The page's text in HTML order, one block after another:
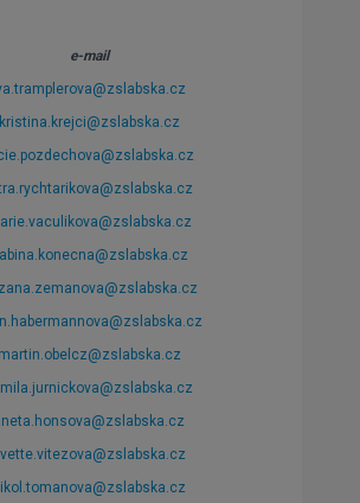
e-mail
kristina.krejci@zslabska.cz
martin.obelcz@zslabska.cz